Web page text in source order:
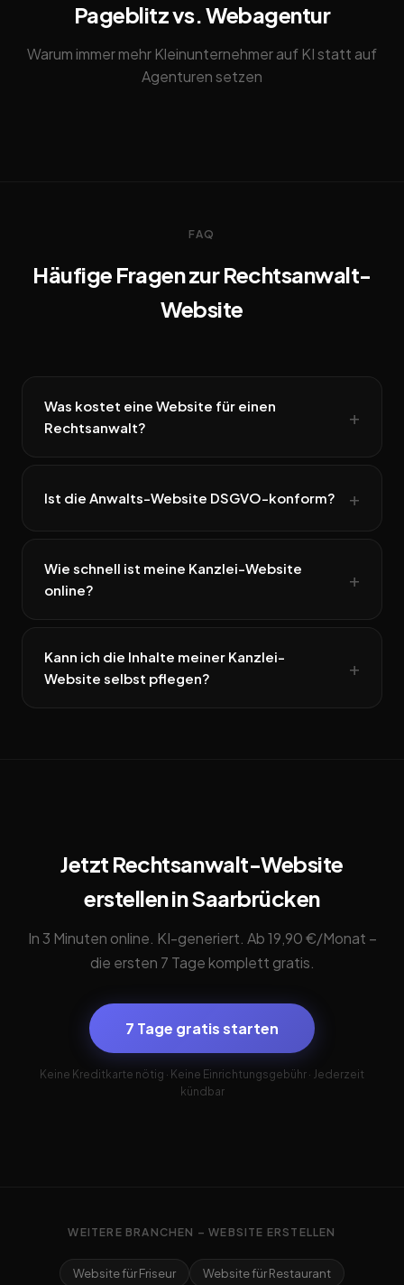
Pageblitz vs. Webagentur
Warum immer mehr Kleinunternehmer auf KI statt auf
Agenturen setzen
FAQ
Häufige Fragen zur Rechtsanwalt-
Website
Was kostet eine Website für einen
Rechtsanwalt?
Ist die Anwalts-Website DSGVO-konform?
Wie schnell ist meine Kanzlei-Website
online?
Kann ich die Inhalte meiner Kanzlei-
Website selbst pflegen?
Jetzt Rechtsanwalt-Website
erstellen in Saarbrücken
In 3 Minuten online. KI-generiert. Ab 19,90 €/Monat –
die ersten 7 Tage komplett gratis.
7 Tage gratis starten
Keine Kreditkarte nötig · Keine Einrichtungsgebühr · Jederzeit
kündbar
WEITERE BRANCHEN – WEBSITE ERSTELLEN
Website für Friseur
Website für Restaurant